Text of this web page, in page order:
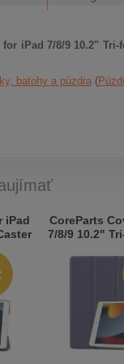
for iPad 7/8/9 10.2"
batohy a púzdra
iPad
-
CoreParts
7/8/9 10.2"
Hard Shell
Auto Wake
Blu